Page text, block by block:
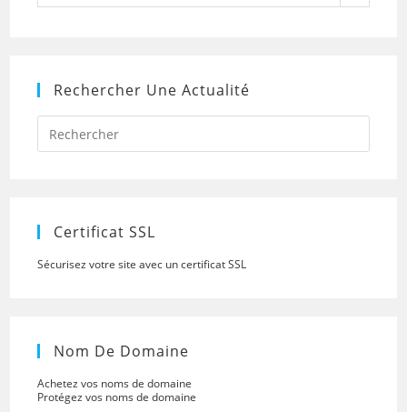
Rechercher Une Actualité
Press
to
Certificat SSL
Sécurisez votre site avec un certificat SSL
Nom De Domaine
Achetez vos noms de domaine
Protégez vos noms de domaine